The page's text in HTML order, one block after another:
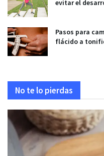
evitar el
Pasos para
flácido a
No te lo pierdas